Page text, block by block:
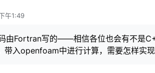
午1:49
由Fortran写的——相信各位也会有不是
入openfoam中进行计算，需要怎样实现